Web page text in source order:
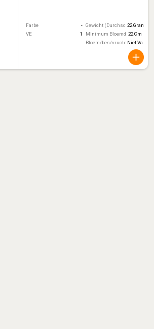
Farbe - Gewicht (Durchschnitt)
22 Gram
VE
1 Minimum Bloemdiameter
22 Cm
Bloem/bes/vruchtkleur
Niet Van